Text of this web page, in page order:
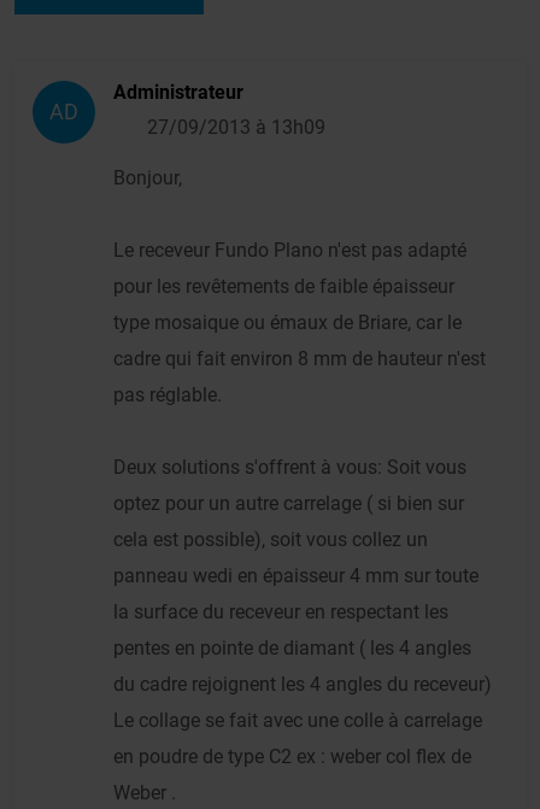
AD
Administrateur
27/09/2013 à 13h09
Bonjour,
Le receveur Fundo Plano n'est pas adapté
pour les revêtements de faible épaisseur
type mosaique ou émaux de Briare, car le
cadre qui fait environ 8 mm de hauteur n'est
pas réglable.
Deux solutions s'offrent à vous: Soit vous
optez pour un autre carrelage ( si bien sur
cela est possible), soit vous collez un
panneau wedi en épaisseur 4 mm sur toute
la surface du receveur en respectant les
pentes en pointe de diamant ( les 4 angles
du cadre rejoignent les 4 angles du receveur)
Le collage se fait avec une colle à carrelage
en poudre de type C2 ex : weber col flex de
Weber .